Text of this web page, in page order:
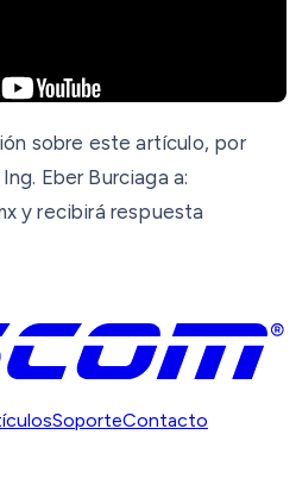
sobre este artículo, por
Eber Burciaga a:
y recibirá respuesta
SoporteContacto